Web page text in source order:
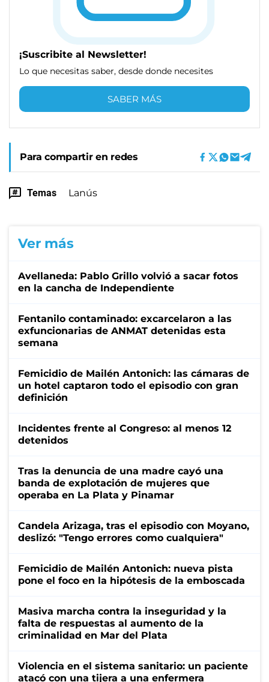
¡Suscribite al Newsletter!
Lo que necesitas saber, desde donde necesites
SABER MÁS
Para compartir en redes
Temas Lanús
Ver más
Avellaneda: Pablo Grillo volvió a sacar fotos
en la cancha de Independiente
Fentanilo contaminado: excarcelaron a las
exfuncionarias de ANMAT detenidas esta
semana
Femicidio de Mailén Antonich: las cámaras de
un hotel captaron todo el episodio con gran
definición
Incidentes frente al Congreso: al menos 12
detenidos
Tras la denuncia de una madre cayó una
banda de explotación de mujeres que
operaba en La Plata y Pinamar
Candela Arizaga, tras el episodio con Moyano,
deslizó: "Tengo errores como cualquiera"
Femicidio de Mailén Antonich: nueva pista
pone el foco en la hipótesis de la emboscada
Masiva marcha contra la inseguridad y la
falta de respuestas al aumento de la
criminalidad en Mar del Plata
Violencia en el sistema sanitario: un paciente
atacó con una tijera a una enfermera